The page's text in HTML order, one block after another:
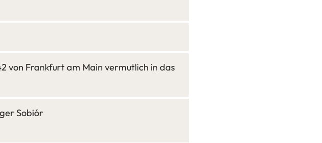
von Frankfurt am Main vermutlich in das
Sobiór